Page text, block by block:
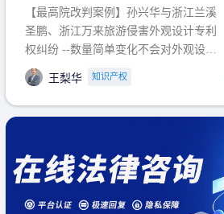
与研究过程记录如下： 简要结论： 笔者
提出使用状态参考图应以
浙江万来旅游侵害外观设计专
【最高院改判案例】孙兴华与浙江兰溪
圣鹏、浙江万来旅游侵害外观设计专利
权纠纷 --数量简单变化不会对外观设计
产生视觉影响，及现有设计抗辩与专利
无效再审改判可以执行回转 【承办律
师】 王梨华 浙江杭知桥律师事务所 【
民再2
王梨华 知识产权